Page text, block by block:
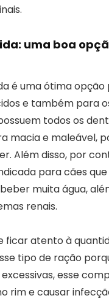
uma boa
é uma ótima opção
e também para
todos os
macia e maleável,
Além disso, por
para cães
muita água,
renais.
ficar atento à
tipo de ração
esse
rim e causar